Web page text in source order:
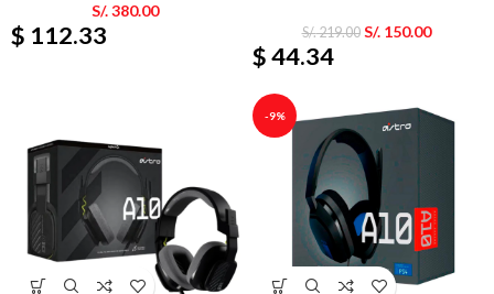
S/.380.00
$ 112.33 S/.219.00 S/.150.00
$ 44.34
-9%